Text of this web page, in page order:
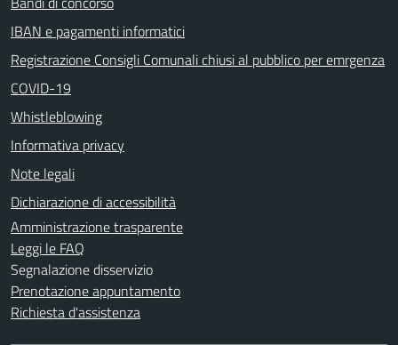
IBAN e pagamenti informatici
Registrazione Consigli Comunali chiusi al pubblico per emrgenza
COVID-19
Whistleblowing
Informativa privacy
Note legali
Dichiarazione di accessibilità
Amministrazione trasparente
Leggi le FAQ
Segnalazione disservizio
Prenotazione appuntamento
Richiesta d'assistenza